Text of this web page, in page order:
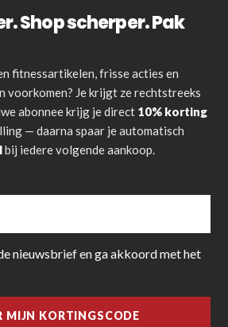
Shop scherper. Pak
fitnessartikelen, frisse acties en
voorkomen? Je krijgt ze rechtstreeks
abonnee krijg je direct 10% korting
— daarna spaar je automatisch
bij iedere volgende aankoop.
nieuwsbrief en ga akkoord met het